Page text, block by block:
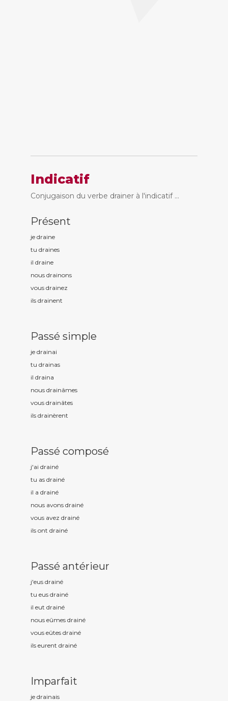
Indicatif
Conjugaison du verbe drainer à l'indicatif ...
Présent
je draine
tu draines
il draine
nous drainons
vous drainez
ils drainent
Passé simple
je drainai
tu drainas
il draina
nous drainâmes
vous drainâtes
ils drainèrent
Passé composé
j'ai drainé
tu as drainé
il a drainé
nous avons drainé
vous avez drainé
ils ont drainé
Passé antérieur
j'eus drainé
tu eus drainé
il eut drainé
nous eûmes drainé
vous eûtes drainé
ils eurent drainé
Imparfait
je drainais